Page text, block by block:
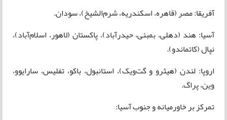
آفریقا: مصر (قاهره، اسکندریه، شرم‌الشیخ)، سودان.
آسیا: هند (دهلی، بمبئی، حیدرآباد)، پاکستان (لاهور، اسلام‌آباد)،
نپال (کاتماندو).
اروپا: لندن (هیثرو و گت‌ویک)، استانبول، باکو، تفلیس، سارایوو،
وین، پراگ.
تمرکز بر خاورمیانه و جنوب آسیا: